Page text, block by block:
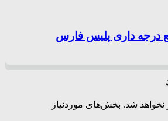
درجه داری پلیس فارس
نخواهد شد. بخش‌های موردنیاز